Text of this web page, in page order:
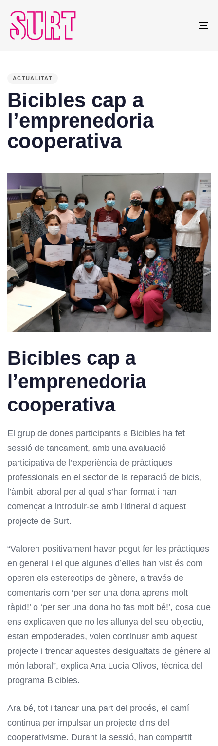
ACTUALITAT
Bicibles cap a
l’emprenedoria
cooperativa
Bicibles cap a
l’emprenedoria
cooperativa
El grup de dones participants a Bicibles ha fet
sessió de tancament, amb una avaluació
participativa de l’experiència de pràctiques
professionals en el sector de la reparació de bicis,
l’àmbit laboral per al qual s’han format i han
començat a introduir-se amb l’itinerai d’aquest
projecte de Surt.
“Valoren positivament haver pogut fer les pràctiques
en general i el que algunes d’elles han vist és com
operen els estereotips de gènere, a través de
comentaris com ‘per ser una dona aprens molt
ràpid!’ o ‘per ser una dona ho fas molt bé!’, cosa que
ens explicaven que no les allunya del seu objectiu,
estan empoderades, volen continuar amb aquest
projecte i trencar aquestes desigualtats de gènere al
món laboral”, explica Ana Lucía Olivos, tècnica del
programa Bicibles.
Ara bé, tot i tancar una part del procés, el camí
continua per impulsar un projecte dins del
cooperativisme. Durant la sessió, han compartit